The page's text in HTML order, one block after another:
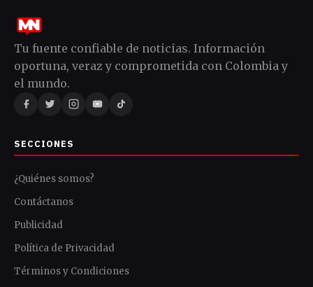
Tu fuente confiable de noticias. Información
oportuna, veraz y comprometida con Colombia y
el mundo.
SECCIONES
¿Quiénes somos?
Contáctanos
Publicidad
Política de Privacidad
Términos y Condiciones